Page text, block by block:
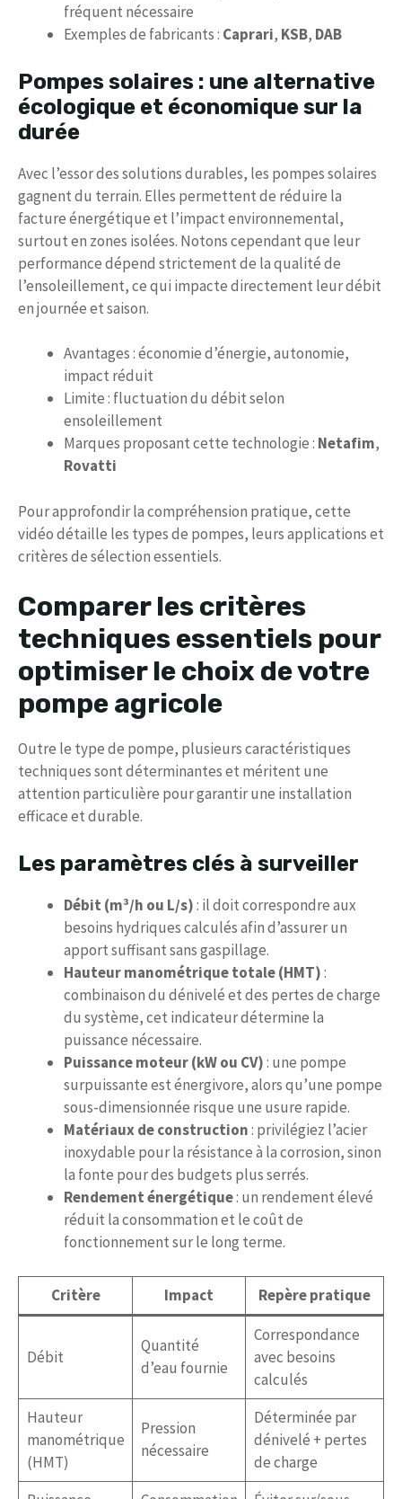
fréquent nécessaire
Exemples de fabricants : Caprari, KSB, DAB
Pompes solaires : une alternative
écologique et économique sur la
durée
Avec l’essor des solutions durables, les pompes solaires
gagnent du terrain. Elles permettent de réduire la
facture énergétique et l’impact environnemental,
surtout en zones isolées. Notons cependant que leur
performance dépend strictement de la qualité de
l’ensoleillement, ce qui impacte directement leur débit
en journée et saison.
Avantages : économie d’énergie, autonomie,
impact réduit
Limite : fluctuation du débit selon
ensoleillement
Marques proposant cette technologie : Netafim,
Rovatti
Pour approfondir la compréhension pratique, cette
vidéo détaille les types de pompes, leurs applications et
critères de sélection essentiels.
Comparer les critères
techniques essentiels pour
optimiser le choix de votre
pompe agricole
Outre le type de pompe, plusieurs caractéristiques
techniques sont déterminantes et méritent une
attention particulière pour garantir une installation
efficace et durable.
Les paramètres clés à surveiller
Débit (m³/h ou L/s): il doit correspondre aux
besoins hydriques calculés afin d’assurer un
apport suffisant sans gaspillage.
Hauteur manométrique totale (HMT):
combinaison du dénivelé et des pertes de charge
du système, cet indicateur détermine la
puissance nécessaire.
Puissance moteur (kW ou CV): une pompe
surpuissante est énergivore, alors qu’une pompe
sous-dimensionnée risque une usure rapide.
Matériaux de construction: privilégiez l’acier
inoxydable pour la résistance à la corrosion, sinon
la fonte pour des budgets plus serrés.
Rendement énergétique: un rendement élevé
réduit la consommation et le coût de
fonctionnement sur le long terme.
Critère Impact Repère pratique
Débit
Quantité
d’eau fournie
Correspondance
avec besoins
calculés
Hauteur
manométrique
(HMT)
Pression
nécessaire
Déterminée par
dénivelé + pertes
de charge